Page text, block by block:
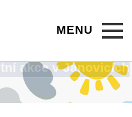
MENU
akce v Janovicích